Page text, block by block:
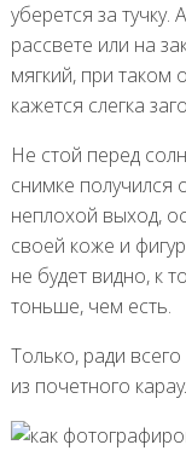
уберется за
рассвете или на
мягкий, при
кажется слегка
Не стой перед
снимке получился
неплохой выход,
своей коже и
не будет видно, к
тоньше, чем есть.
Только, ради
из почетного